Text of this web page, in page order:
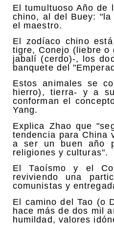
El tumultuoso Año de
chino, al del Buey:
el maestro.
El zodíaco chino
tigre, Conejo (liebre o
jabalí (cerdo)-, los
banquete del
Estos animales se
hierro), tierra- y a
conforman el
Yang.
Explica Zhao que
tendencia para China
a ser un buen año
religiones y culturas".
El Taoísmo y el
reviviendo una
comunistas y
El camino del Tao (o
hace más de dos mil
humildad, valores